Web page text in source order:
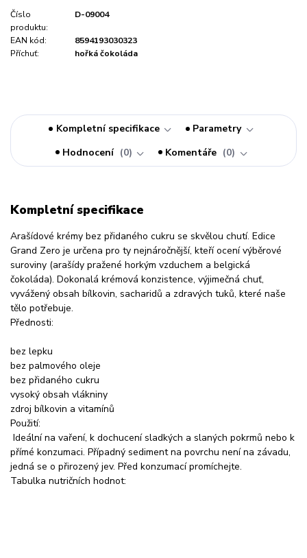
Číslo
produktu:
D-09004
EAN kód:
8594193030323
Příchuť:
hořká čokoláda
Kompletní specifikace
Parametry
Hodnocení
0 Komentáře 0
Kompletní specifikace
Arašídové krémy bez přidaného cukru se skvělou chutí. Edice
Grand Zero je určena pro ty nejnáročnější, kteří ocení výběrové
suroviny (arašídy pražené horkým vzduchem a belgická
čokoláda). Dokonalá krémová konzistence, výjimečná chuť,
vyvážený obsah bílkovin, sacharidů a zdravých tuků, které naše
tělo potřebuje.
Přednosti:
bez lepku
bez palmového oleje
bez přidaného cukru
vysoký obsah vlákniny
zdroj bílkovin a vitamínů
Použití:
Ideální na vaření, k dochucení sladkých a slaných pokrmů nebo k
přímé konzumaci. Případný sediment na povrchu není na závadu,
jedná se o přirozený jev. Před konzumací promíchejte.
Tabulka nutričních hodnot: